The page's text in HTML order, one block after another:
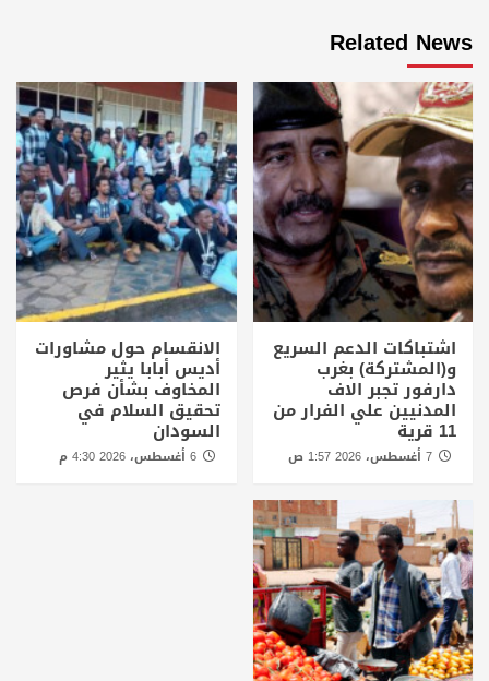
Related News
اشتباكات الدعم السريع
و(المشتركة) بغرب
دارفور تجبر الاف
المدنيين علي الفرار من
11 قرية
الانقسام حول مشاورات
أديس أبابا يثير
المخاوف بشأن فرص
تحقيق السلام في
السودان
6 أغسطس، 2026 4:30 م